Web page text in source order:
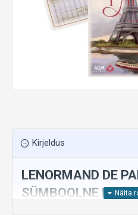
Kirjeldus
LENORMAND DE
SÜMBOOLNE
KAUNITE